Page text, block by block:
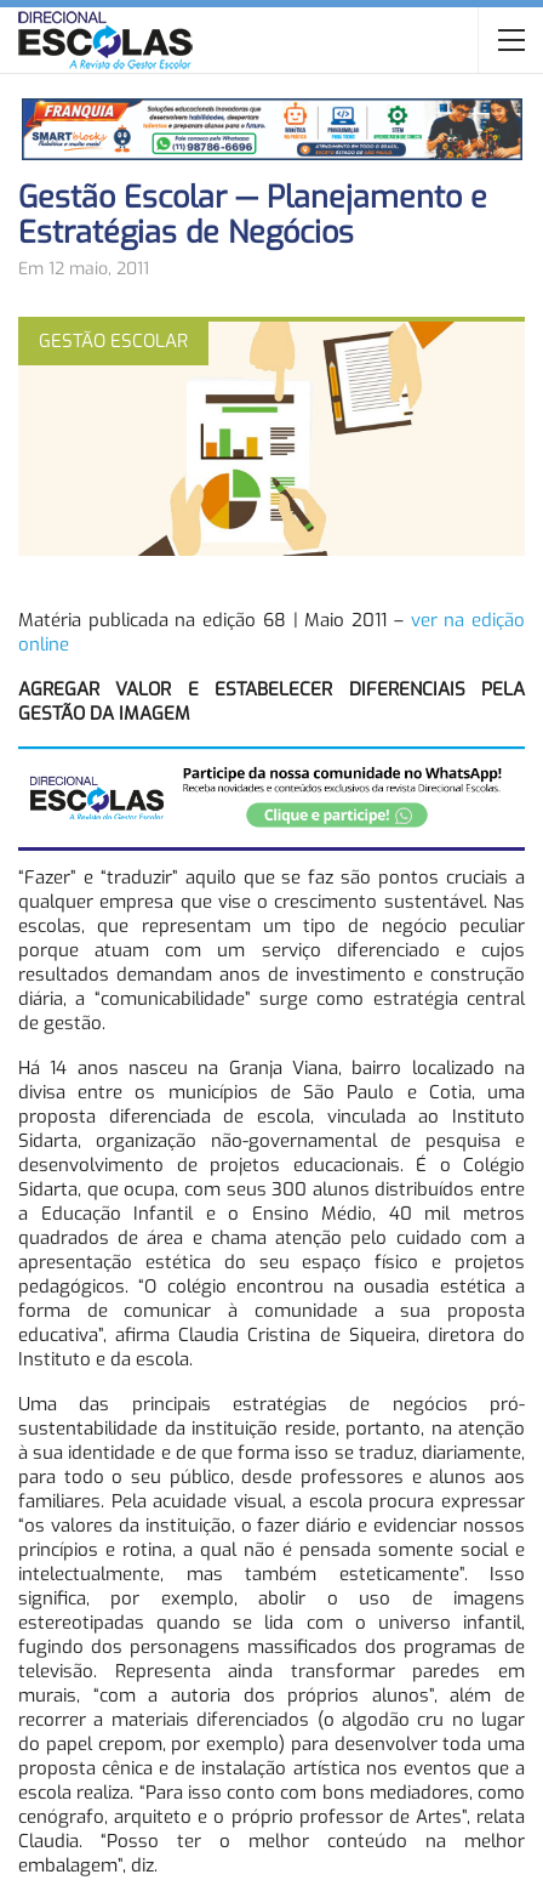
Gestão Escolar — Planejamento e
Estratégias de Negócios
Em 12 maio, 2011
GESTÃO ESCOLAR
Matéria publicada na edição 68 | Maio 2011 – ver na edição
online
AGREGAR VALOR E ESTABELECER DIFERENCIAIS PELA
GESTÃO DA IMAGEM
“Fazer” e “traduzir” aquilo que se faz são pontos cruciais a
qualquer empresa que vise o crescimento sustentável. Nas
escolas, que representam um tipo de negócio peculiar
porque atuam com um serviço diferenciado e cujos
resultados demandam anos de investimento e construção
diária, a “comunicabilidade” surge como estratégia central
de gestão.
Há 14 anos nasceu na Granja Viana, bairro localizado na
divisa entre os municípios de São Paulo e Cotia, uma
proposta diferenciada de escola, vinculada ao Instituto
Sidarta, organização não-governamental de pesquisa e
desenvolvimento de projetos educacionais. É o Colégio
Sidarta, que ocupa, com seus 300 alunos distribuídos entre
a Educação Infantil e o Ensino Médio, 40 mil metros
quadrados de área e chama atenção pelo cuidado com a
apresentação estética do seu espaço físico e projetos
pedagógicos. “O colégio encontrou na ousadia estética a
forma de comunicar à comunidade a sua proposta
educativa”, afirma Claudia Cristina de Siqueira, diretora do
Instituto e da escola.
Uma das principais estratégias de negócios pró-
sustentabilidade da instituição reside, portanto, na atenção
à sua identidade e de que forma isso se traduz, diariamente,
para todo o seu público, desde professores e alunos aos
familiares. Pela acuidade visual, a escola procura expressar
“os valores da instituição, o fazer diário e evidenciar nossos
princípios e rotina, a qual não é pensada somente social e
intelectualmente, mas também esteticamente”. Isso
significa, por exemplo, abolir o uso de imagens
estereotipadas quando se lida com o universo infantil,
fugindo dos personagens massificados dos programas de
televisão. Representa ainda transformar paredes em
murais, “com a autoria dos próprios alunos”, além de
recorrer a materiais diferenciados (o algodão cru no lugar
do papel crepom, por exemplo) para desenvolver toda uma
proposta cênica e de instalação artística nos eventos que a
escola realiza. “Para isso conto com bons mediadores, como
cenógrafo, arquiteto e o próprio professor de Artes”, relata
Claudia. “Posso ter o melhor conteúdo na melhor
embalagem”, diz.